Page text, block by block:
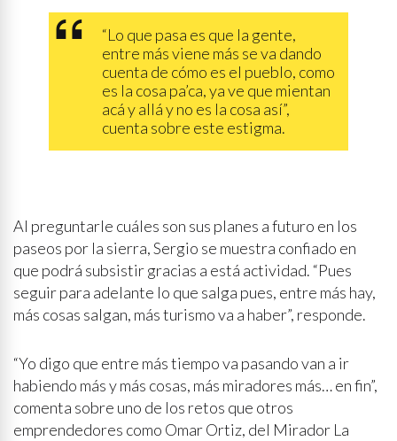
“Lo que pasa es que la gente,
entre más viene más se va dando
cuenta de cómo es el pueblo, como
es la cosa pa’ca, ya ve que mientan
acá y allá y no es la cosa así”,
cuenta sobre este estigma.
Al preguntarle cuáles son sus planes a futuro en los
paseos por la sierra, Sergio se muestra confiado en
que podrá subsistir gracias a está actividad. “Pues
seguir para adelante lo que salga pues, entre más hay,
más cosas salgan, más turismo va a haber”, responde.
“Yo digo que entre más tiempo va pasando van a ir
habiendo más y más cosas, más miradores más… en fin”,
comenta sobre uno de los retos que otros
emprendedores como Omar Ortiz, del Mirador La